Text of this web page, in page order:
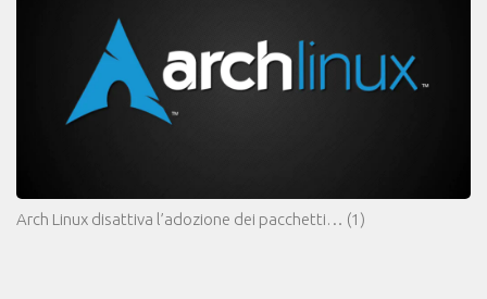
Arch Linux disattiva l’adozione dei pacchetti… (1)